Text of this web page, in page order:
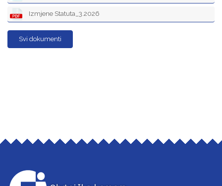
Izmjene Statuta_3.2026
Svi dokumenti